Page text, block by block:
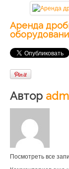
Аренда
Автор
Посмотреть все